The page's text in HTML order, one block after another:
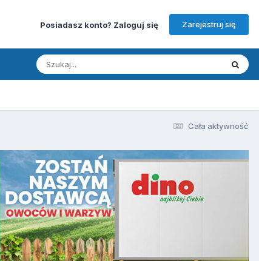
Posiadasz konto? Zaloguj się Zarejestruj się
Cała aktywność